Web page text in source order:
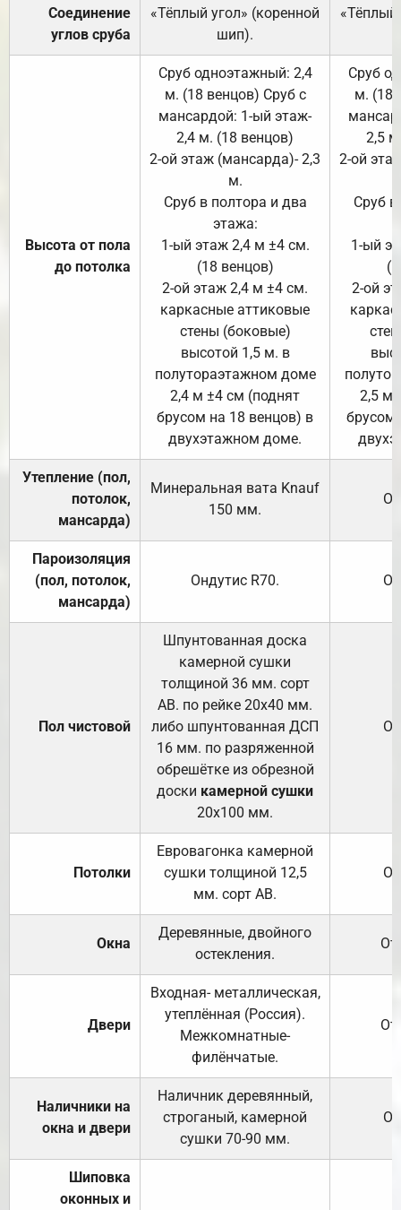
Соединение
углов сруба
«Тёплый угол» (коренной
шип).
«Тёплый
Высота от пола
до потолка
Сруб одноэтажный: 2,4
м. (18 венцов) Сруб с
мансардой: 1-ый этаж-
2,4 м. (18 венцов)
2-ой этаж (мансарда)- 2,3
м.
Сруб в полтора и два
этажа:
1-ый этаж 2,4 м ±4 см.
(18 венцов)
2-ой этаж 2,4 м ±4 см.
каркасные аттиковые
стены (боковые)
высотой 1,5 м. в
полутораэтажном доме
2,4 м ±4 см (поднят
брусом на 18 венцов) в
двухэтажном доме.
Сруб
м. (18
2,5
2-ой
Сруб
1-ый
2-ой
2,5 м
брусом
Утепление (пол,
потолок,
мансарда)
Минеральная вата Knauf
150 мм.
Пароизоляция
(пол, потолок,
мансарда)
Ондутис R70.
Пол чистовой
Шпунтованная доска
камерной сушки
толщиной 36 мм. сорт
АВ. по рейке 20х40 мм.
либо шпунтованная ДСП
16 мм. по разряженной
обрешётке из обрезной
доски камерной сушки
20х100 мм.
Потолки
Евровагонка камерной
сушки толщиной 12,5
мм. сорт АВ.
Окна
Деревянные, двойного
остекления.
Двери
Входная- металлическая,
утеплённая (Россия).
Межкомнатные-
филёнчатые.
Наличники на
окна и двери
Наличник деревянный,
строганый, камерной
сушки 70-90 мм.
Шиповка
оконных и